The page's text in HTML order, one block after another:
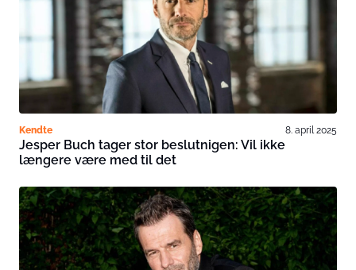
Kendte 8. april 2025
Jesper Buch tager stor beslutnigen: Vil ikke
længere være med til det